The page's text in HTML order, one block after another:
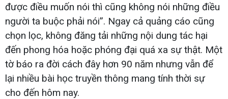
được điều muốn nói thì cũng không nói những điều
người ta buộc phải nói”. Ngay cả quảng cáo cũng
chọn lọc, không đăng tải những nội dung tác hại
đến phong hóa hoặc phóng đại quá xa sự thật. Một
tờ báo ra đời cách đây hơn 90 năm nhưng vẫn để
lại nhiều bài học truyền thông mang tính thời sự
cho đến hôm nay.